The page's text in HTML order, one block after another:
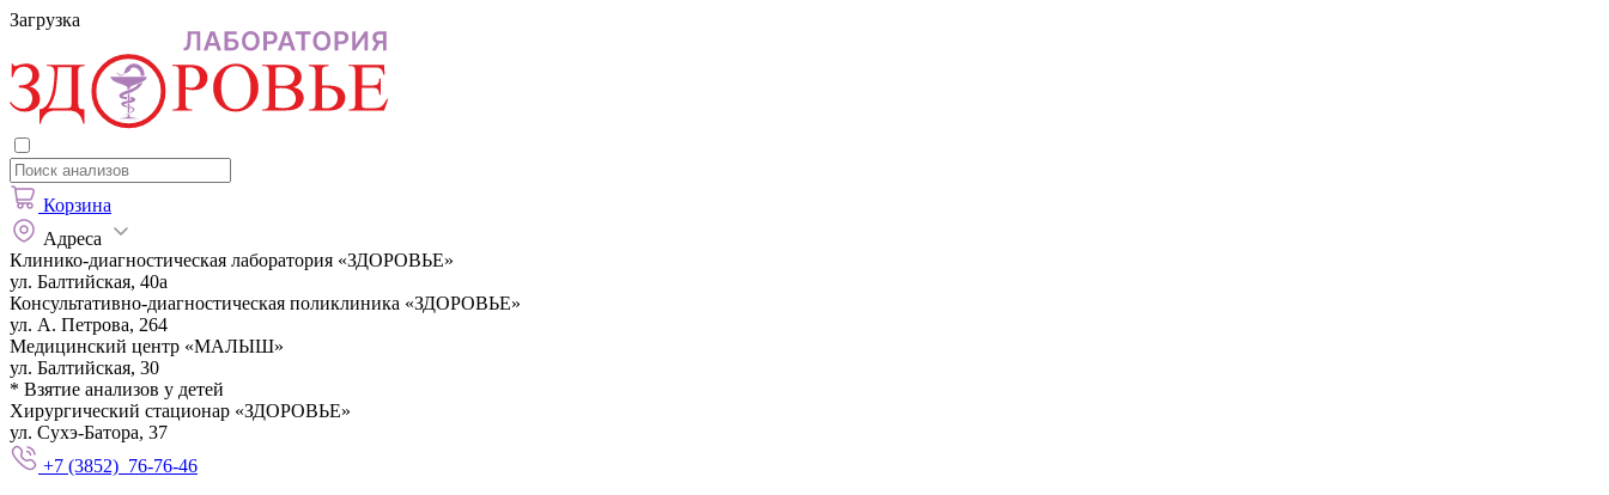
Загрузка
Корзина
Адреса
Клинико-диагностическая лаборатория «ЗДОРОВЬЕ»
ул. Балтийская, 40а
Консультативно-диагностическая поликлиника «ЗДОРОВЬЕ»
ул. А. Петрова, 264
Медицинский центр «МАЛЫШ»
ул. Балтийская, 30
* Взятие анализов у детей
Хирургический стационар «ЗДОРОВЬЕ»
ул. Сухэ-Батора, 37
+7 (3852) 76-76-46